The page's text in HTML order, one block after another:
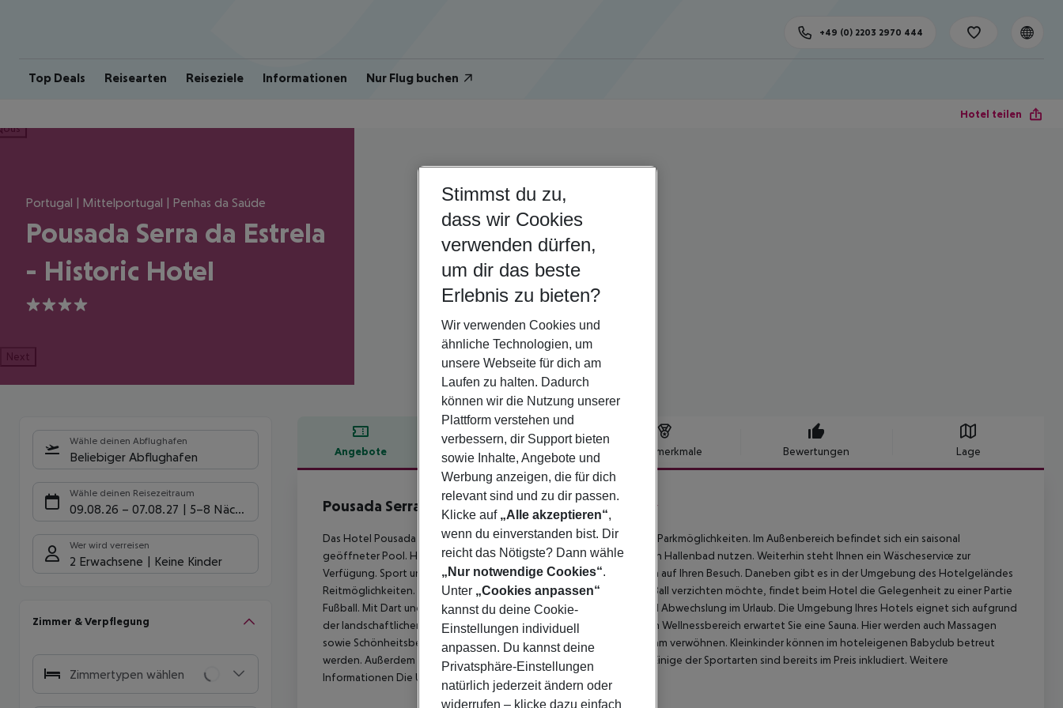
Top Deals Reisearten Reiseziele Informationen Nur Flug buchen
+49 (0) 2203 2970 444
Hotel teilen
Portugal | Mittelportugal | Penhas da Saúde
Pousada Serra da Estrela
- Historic Hotel
4
Next
Wähle deinen Abflughafen
Beliebiger Abflughafen
Wähle deinen Reisezeitraum
09.08.26 – 07.08.27 5-8 Nächte
Wer wird verreisen
2 Erwachsene Keine Kinder
Zimmer & Verpflegung
Zimmertypen wählen
Angebote Hotelbeschreibung Hotelmerkmale Bewertungen Lage
Hotelbeschreibung
Pousada Serra da Estrela - Historic Hotel
4
Das Hotel Pousada Serra da Estrela ist ausgestattet mit WLAN sowie Parkmöglichkeiten. Im Außenbereich befindet sich ein saisonal
geöffneter Pool. Hotelgäste können im Innenbereich des Hauses ein Hallenbad nutzen. Weiterhin steht Ihnen ein Wäscheservice zur
Verfügung. Sport und Freizeit Im Innenbereich wartet ein Fitnessraum auf Ihren Besuch. Daneben gibt es in der Umgebung des Hotelgeländes
Reitmöglichkeiten. Wer auch in den Ferien nicht auf das Training am Ball verzichten möchte, findet beim Hotel die Gelegenheit zu einer Partie
Fußball. Mit Dart und Tischtennis bieten noch weitere Sportarten viel Abwechslung im Urlaub. Die Umgebung Ihres Hotels eignet sich aufgrund
der landschaftlichen Schönheit auch für ausgiebige Wanderungen. Im Wellnessbereich erwartet Sie eine Sauna. Hier werden auch Massagen
sowie Schönheitsbehandlungen angeboten. Lassen Sie sich im Hamam verwöhnen. Kleinkinder können im hoteleigenen Babyclub betreut
werden. Außerdem bietet das Hotel einen Erwachsenenspieleraum. Einige der Sportarten sind bereits im Preis inkludiert. Weitere
Informationen Die Unterkunft verfügt über insgesamt 92 Zimmer.
Stimmst du zu,
dass wir Cookies
verwenden dürfen,
um dir das beste
Erlebnis zu bieten?
Wir verwenden Cookies und
ähnliche Technologien, um
unsere Webseite für dich am
Laufen zu halten. Dadurch
können wir die Nutzung unserer
Plattform verstehen und
verbessern, dir Support bieten
sowie Inhalte, Angebote und
Werbung anzeigen, die für dich
relevant sind und zu dir passen.
Klicke auf „Alle akzeptieren“,
wenn du einverstanden bist. Dir
reicht das Nötigste? Dann wähle
„Nur notwendige Cookies“.
Unter „Cookies anpassen“
kannst du deine Cookie-
Einstellungen individuell
anpassen. Du kannst deine
Privatsphäre-Einstellungen
natürlich jederzeit ändern oder
widerrufen – klicke dazu einfach